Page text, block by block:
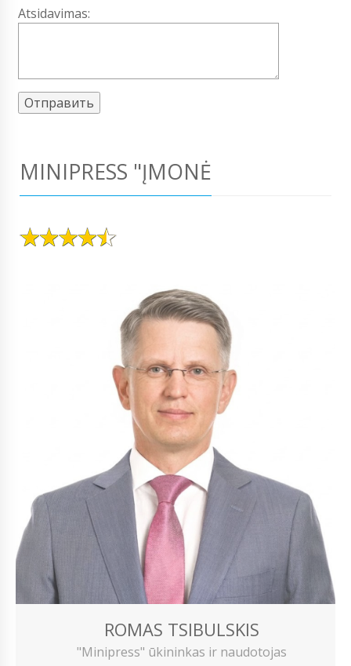
Atsidavimas:
MINIPRESS "ĮMONĖ
ROMAS TSIBULSKIS
"Minipress" ūkininkas ir naudotojas